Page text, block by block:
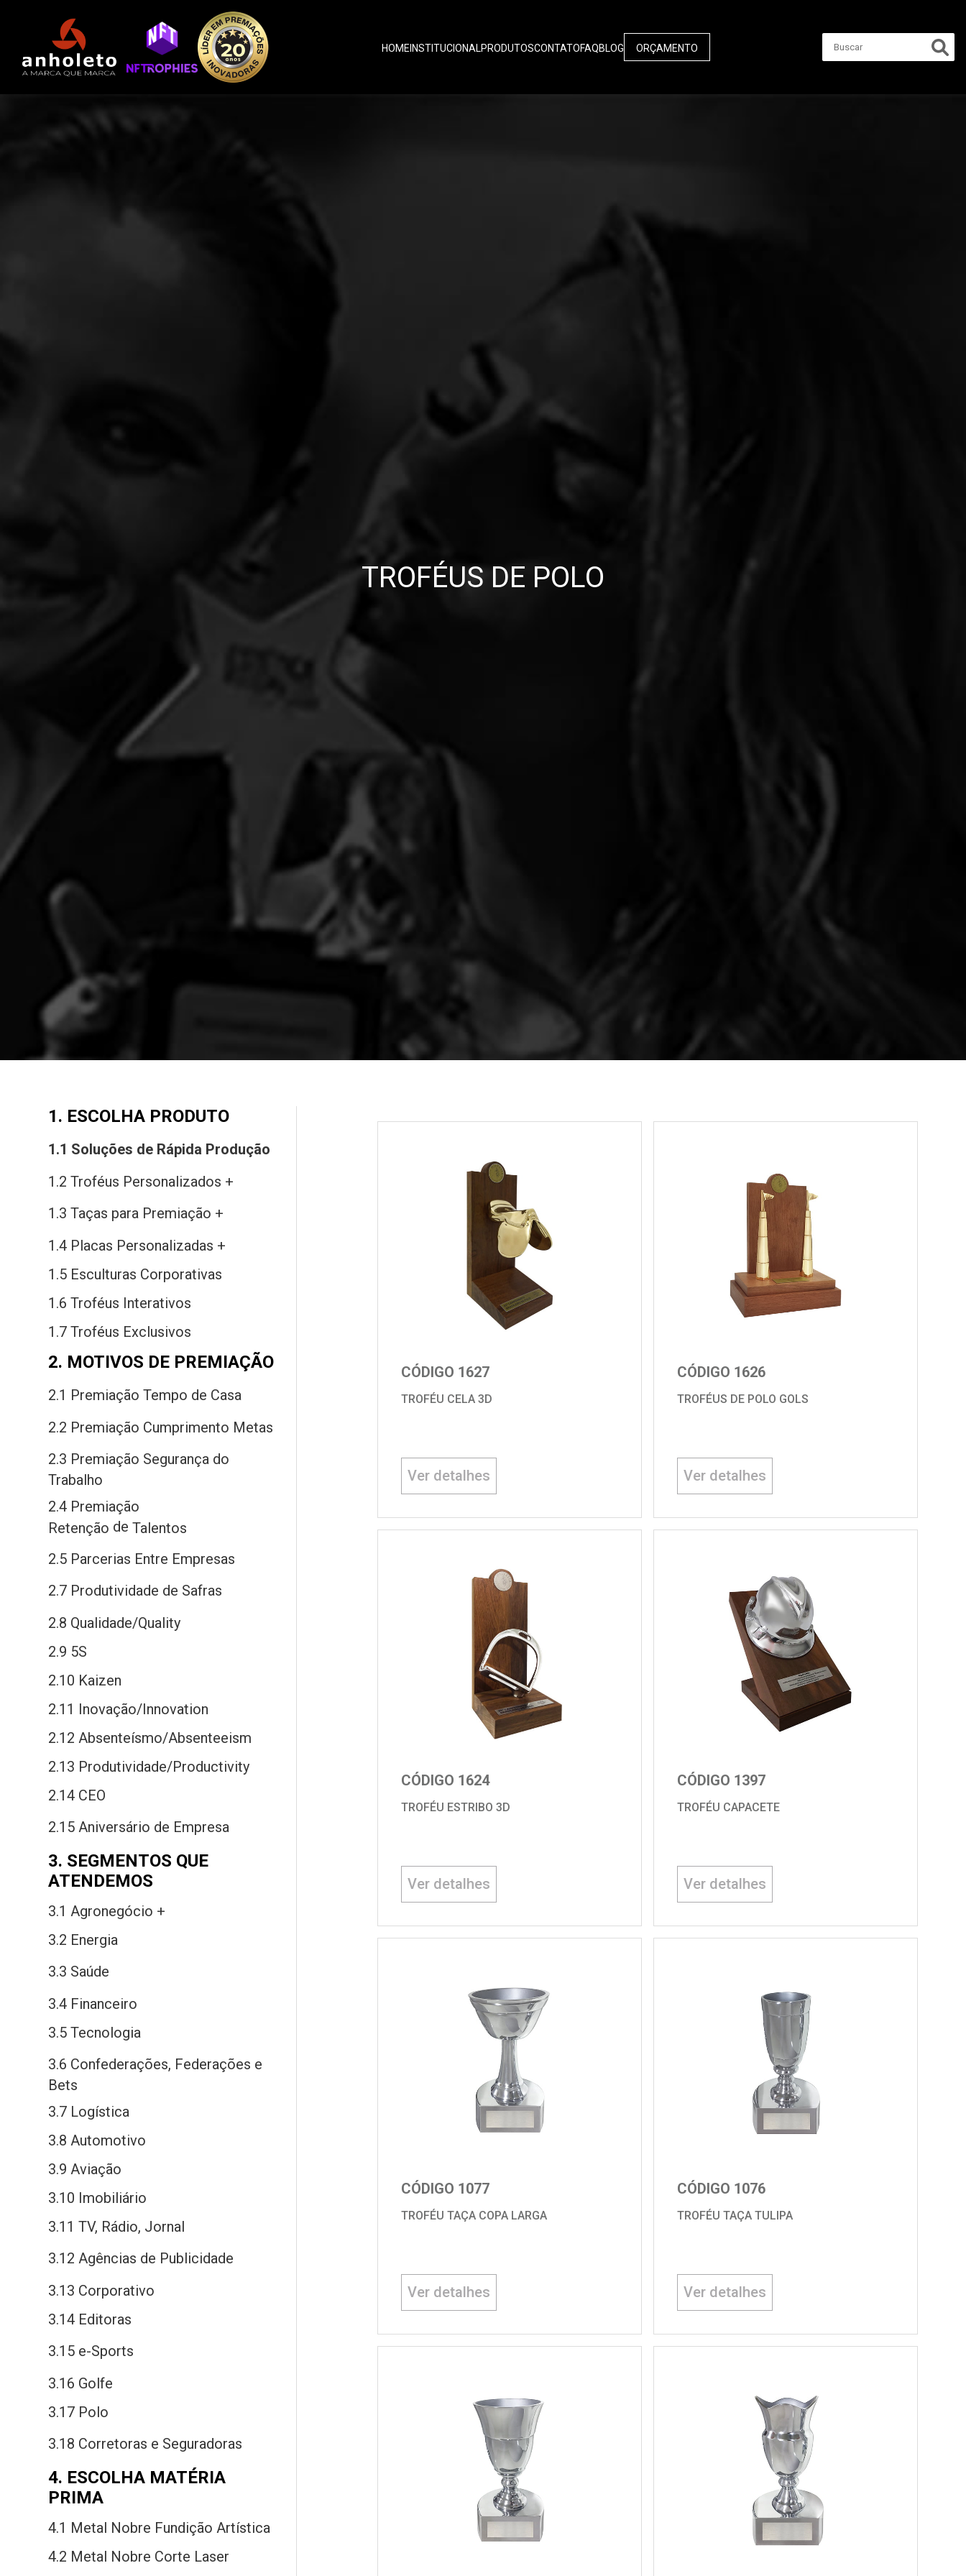
HOME INSTITUCIONALPRODUTOSCONTATOFAQBLOG ORÇAMENTO
TROFÉUS DE POLO
1. ESCOLHA PRODUTO
1.1 Soluções de Rápida Produção
1.2 Troféus Personalizados +
1.3 Taças para Premiação +
1.4 Placas Personalizadas +
1.5 Esculturas Corporativas
1.6 Troféus Interativos
1.7 Troféus Exclusivos
2. MOTIVOS DE PREMIAÇÃO
2.1 Premiação Tempo de Casa
2.2 Premiação Cumprimento Metas
2.3 Premiação Segurança do
Trabalho
2.4 Premiação
Retenção de Talentos
2.5 Parcerias Entre Empresas
2.7 Produtividade de Safras
2.8 Qualidade/Quality
2.9 5S
2.10 Kaizen
2.11 Inovação/Innovation
2.12 Absenteísmo/Absenteeism
2.13 Produtividade/Productivity
2.14 CEO
2.15 Aniversário de Empresa
3. SEGMENTOS QUE
ATENDEMOS
3.1 Agronegócio +
3.2 Energia
3.3 Saúde
3.4 Financeiro
3.5 Tecnologia
3.6 Confederações, Federações e
Bets
3.7 Logística
3.8 Automotivo
3.9 Aviação
3.10 Imobiliário
3.11 TV, Rádio, Jornal
3.12 Agências de Publicidade
3.13 Corporativo
3.14 Editoras
3.15 e-Sports
3.16 Golfe
3.17 Polo
3.18 Corretoras e Seguradoras
4. ESCOLHA MATÉRIA
PRIMA
4.1 Metal Nobre Fundição Artística
4.2 Metal Nobre Corte Laser
CÓDIGO 1627
TROFÉU CELA 3D
Ver detalhes
CÓDIGO 1626
TROFÉUS DE POLO GOLS
Ver detalhes
CÓDIGO 1624
TROFÉU ESTRIBO 3D
Ver detalhes
CÓDIGO 1397
TROFÉU CAPACETE
Ver detalhes
CÓDIGO 1077
TROFÉU TAÇA COPA LARGA
Ver detalhes
CÓDIGO 1076
TROFÉU TAÇA TULIPA
Ver detalhes